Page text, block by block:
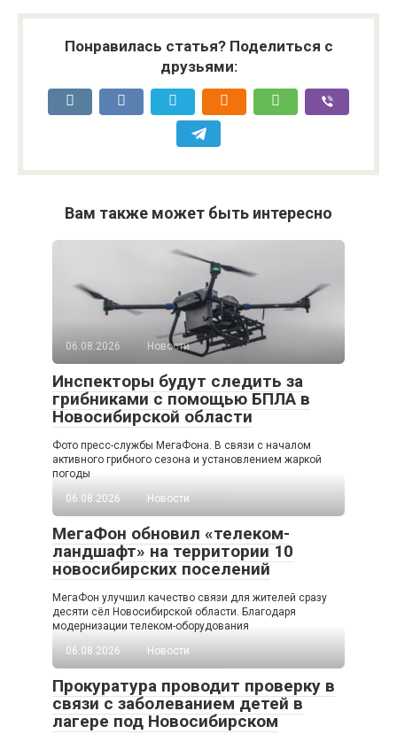
Понравилась статья? Поделиться с
друзьями:
Вам также может быть интересно
06.08.2026 Новости
Инспекторы будут следить за
грибниками с помощью БПЛА в
Новосибирской области
Фото пресс-службы МегаФона. В связи с началом
активного грибного сезона и установлением жаркой
погоды
06.08.2026
Новости
МегаФон обновил «телеком-
ландшафт» на территории 10
новосибирских поселений
МегаФон улучшил качество связи для жителей сразу
десяти сёл Новосибирской области. Благодаря
модернизации телеком-оборудования
06.08.2026
Новости
Прокуратура проводит проверку в
связи с заболеванием детей в
лагере под Новосибирском